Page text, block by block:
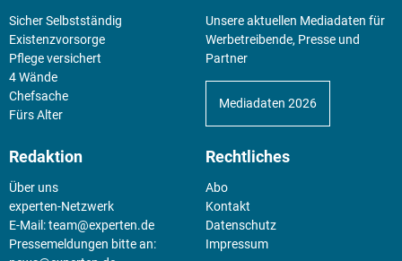
Sicher Selbstständig
Existenz­vorsorge
Pflege versichert
4 Wände
Chefsache
Fürs Alter
Unsere aktuellen Mediadaten für
Werbetreibende, Presse und
Partner
Mediadaten 2026
Redaktion
Über uns
experten-Netzwerk
E-Mail:team@experten.de
Pressemeldungen bitte an:
Rechtliches
Abo
Kontakt
Datenschutz
Impressum